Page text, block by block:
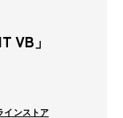
VB」
インストア